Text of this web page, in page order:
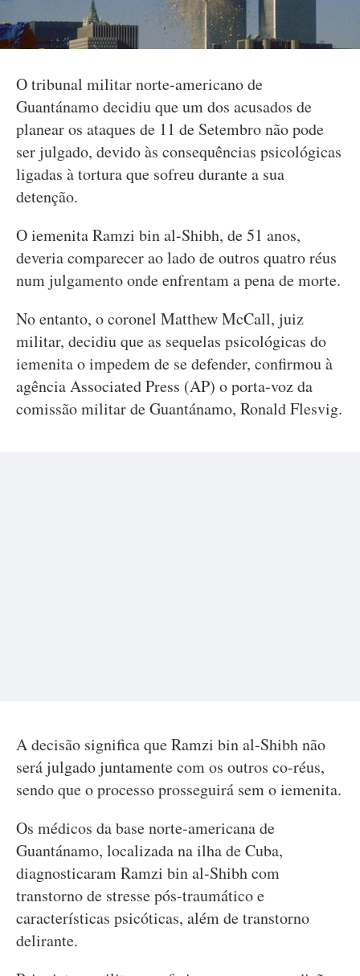
O tribunal militar norte-americano de
Guantánamo decidiu que um dos acusados de
planear os ataques de 11 de Setembro não pode
ser julgado, devido às consequências psicológicas
ligadas à tortura que sofreu durante a sua
detenção.
O iemenita Ramzi bin al-Shibh, de 51 anos,
deveria comparecer ao lado de outros quatro réus
num julgamento onde enfrentam a pena de morte.
No entanto, o coronel Matthew McCall, juiz
militar, decidiu que as sequelas psicológicas do
iemenita o impedem de se defender, confirmou à
agência Associated Press (AP) o porta-voz da
comissão militar de Guantánamo, Ronald Flesvig.
A decisão significa que Ramzi bin al-Shibh não
será julgado juntamente com os outros co-réus,
sendo que o processo prosseguirá sem o iemenita.
Os médicos da base norte-americana de
Guantánamo, localizada na ilha de Cuba,
diagnosticaram Ramzi bin al-Shibh com
transtorno de stresse pós-traumático e
características psicóticas, além de transtorno
delirante.